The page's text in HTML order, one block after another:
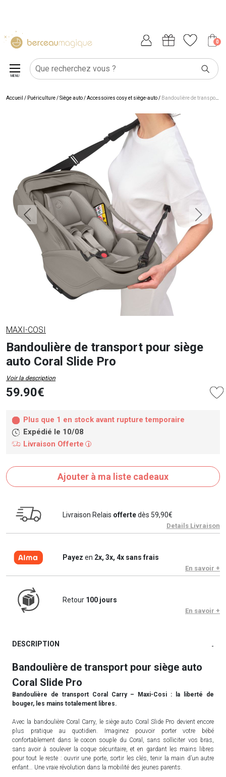
0
MENU
Accueil / Puériculture/Siège auto/Accessoires cosy et siège-auto/ Bandoulière de transport pour siège auto Coral Slide Pro
MAXI-COSI
Bandoulière de transport pour siège
auto Coral Slide Pro
Voir la description
59.90€
Plus que 1 en stock avant rupture temporaire
Expédié le 10/08
Livraison Offerte
i
Ajouter à ma liste cadeaux
Livraison Relais offertedès 59,90€
Details Livraison
Payez en 2x, 3x, 4x sans frais
En savoir +
Retour 100 jours
En savoir +
DESCRIPTION -
Bandoulière de transport pour siège auto
Coral Slide Pro
Bandoulière de transport Coral Carry – Maxi-Cosi : la liberté de
bouger, les mains totalement libres.
Avec la bandoulière Coral Carry, le siège auto Coral Slide Pro devient encore
plus pratique au quotidien. Imaginez pouvoir porter votre bébé
confortablement dans le cocon souple du Coral, sans solliciter vos bras,
sans avoir à soulever la coque sécuritaire, et en gardant les mains libres
pour tout le reste : ouvrir une porte, sortir les clés, tenir la main d’un autre
enfant… Une vraie révolution dans la mobilité des jeunes parents.